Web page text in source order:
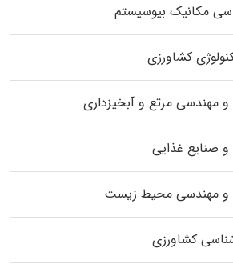
مکانیک بیوسیستم
کشاورزی
مهندسی مرتع و آبخیزداری
و صنایع غذایی
و مهندسی محیط زیست
کشاورزی